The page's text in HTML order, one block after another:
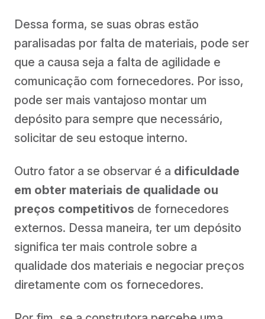
Dessa forma, se suas obras estão
paralisadas por falta de materiais, pode ser
que a causa seja a falta de agilidade e
comunicação com fornecedores. Por isso,
pode ser mais vantajoso montar um
depósito para sempre que necessário,
solicitar de seu estoque interno.
Outro fator a se observar é a dificuldade
em obter materiais de qualidade ou
preços competitivos de fornecedores
externos. Dessa maneira, ter um depósito
significa ter mais controle sobre a
qualidade dos materiais e negociar preços
diretamente com os fornecedores.